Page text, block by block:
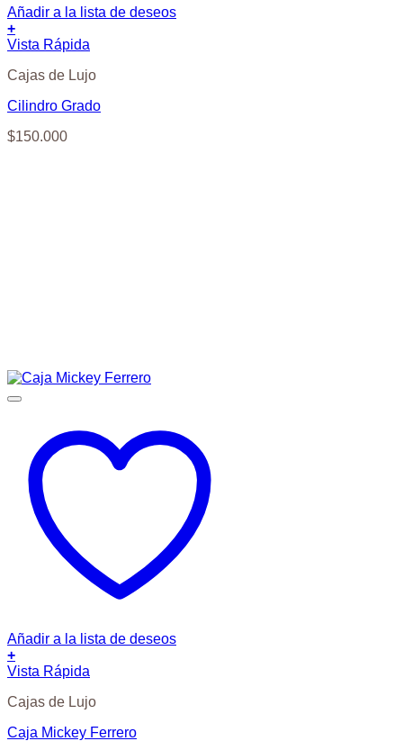
Añadir a la lista de deseos
+
Vista Rápida
Cajas de Lujo
Cilindro Grado
$150.000
Añadir a la lista de deseos
+
Vista Rápida
Cajas de Lujo
Caja Mickey Ferrero